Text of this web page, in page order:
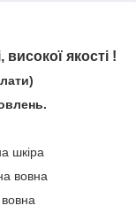
високої якості !
шкіра
вовна